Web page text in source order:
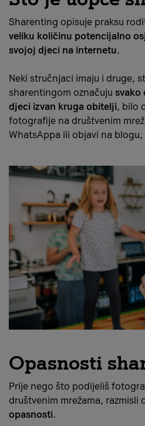
Sharenting opisuje praksu
veliku količinu potencijalno
svojoj djeci na internetu.
Neki stručnjaci imaju i druge,
sharentingom označuju svako
djeci izvan kruga obitelji, bilo
fotografije na društvenim
WhatsAppa ili objavi na blogu,
Opasnosti
Prije nego što podijeliš
društvenim mrežama, razmisli
opasnosti.